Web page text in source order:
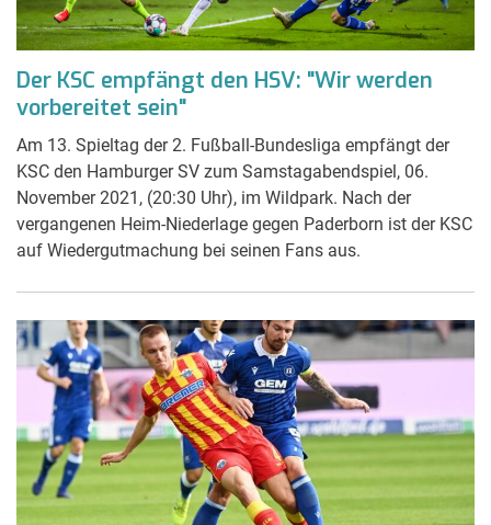
Der KSC empfängt den HSV: "Wir werden
vorbereitet sein"
Am 13. Spieltag der 2. Fußball-Bundesliga empfängt der
KSC den Hamburger SV zum Samstagabendspiel, 06.
November 2021, (20:30 Uhr), im Wildpark. Nach der
vergangenen Heim-Niederlage gegen Paderborn ist der KSC
auf Wiedergutmachung bei seinen Fans aus.